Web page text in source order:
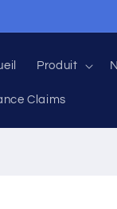
Produit
Claims